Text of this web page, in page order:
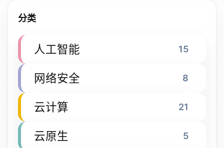
分类
人工智能 15
网络安全 8
云计算 21
云原生 5